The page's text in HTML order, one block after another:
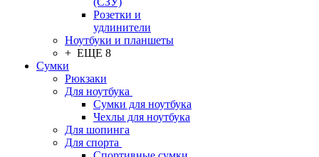
Розетки и
удлинители
Ноутбуки и планшеты
+ ЕЩЕ 8
Сумки
Рюкзаки
Для ноутбука
Сумки для ноутбука
Чехлы для ноутбука
Для шопинга
Для спорта